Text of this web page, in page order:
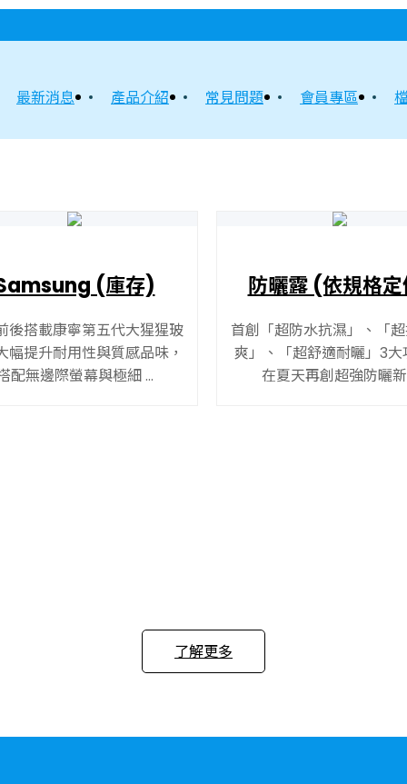
最新消息 產品介紹 常見問題 會員專區
精選商品
(庫存)
後搭載康寧第五代大猩猩玻
幅提升耐用性與質感品味，
配無邊際螢幕與極細 ...
防曬露 (依規格
首創「超防水抗濕」、「
爽」、「超舒適耐曬」3大
在夏天再創超強防曬新
了解更多
換限量禮物 (附件) (此為首頁消息區塊，非跑馬燈)